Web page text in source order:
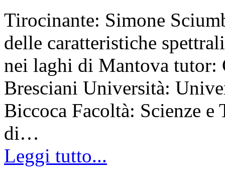
Tirocinante: Simone
delle caratteristiche
nei laghi di Mantova tutor:
Bresciani Università:
Biccoca Facoltà: Scienze
di…
Leggi tutto...